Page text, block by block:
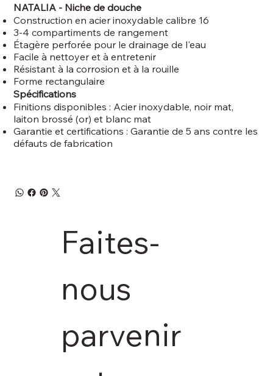
NATALIA - Niche de douche
Construction en acier inoxydable calibre 16
3-4 compartiments de rangement
Étagère perforée pour le drainage de l'eau
Facile à nettoyer et à entretenir
Résistant à la corrosion et à la rouille
Forme rectangulaire
Spécifications
Finitions disponibles : Acier inoxydable, noir mat,
laiton brossé (or) et blanc mat
Garantie et certifications : Garantie de 5 ans contre les
défauts de fabrication
Faites-
nous
parvenir